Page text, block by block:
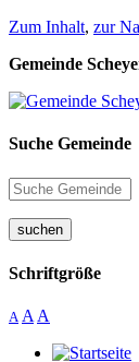
Zum Inhalt, zur
Gemeinde
Suche Gemeinde
suchen
Schriftgröße
A A A